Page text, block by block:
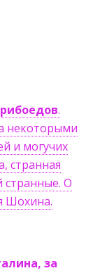
.
некоторыми
и могучих
странная
странные. О
Шохина.
за